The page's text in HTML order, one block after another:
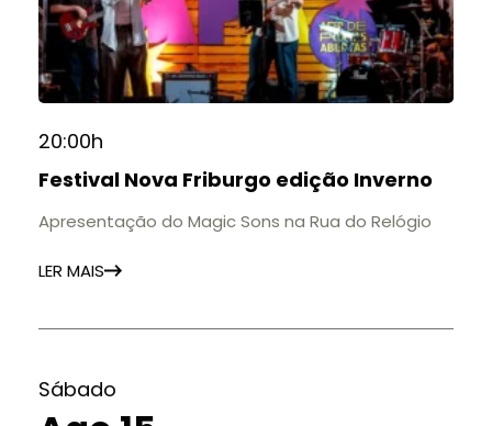
20:00h
Festival Nova Friburgo edição Inverno
Apresentação do Magic Sons na Rua do Relógio
LER MAIS
Sábado